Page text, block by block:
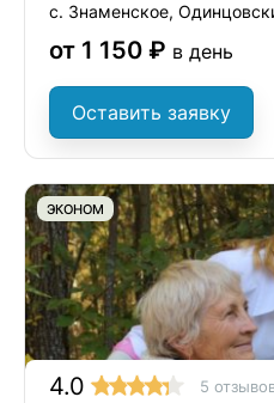
с. Знаменское,
от 1 150 ₽ в день
Оставить заявку
ЭКОНОМ
4.0 5